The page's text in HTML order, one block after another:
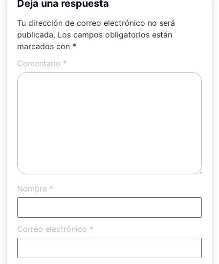
Deja una respuesta
Tu dirección de correo electrónico no será
publicada. Los campos obligatorios están
marcados con *
Comentario *
Nombre *
Correo electrónico *